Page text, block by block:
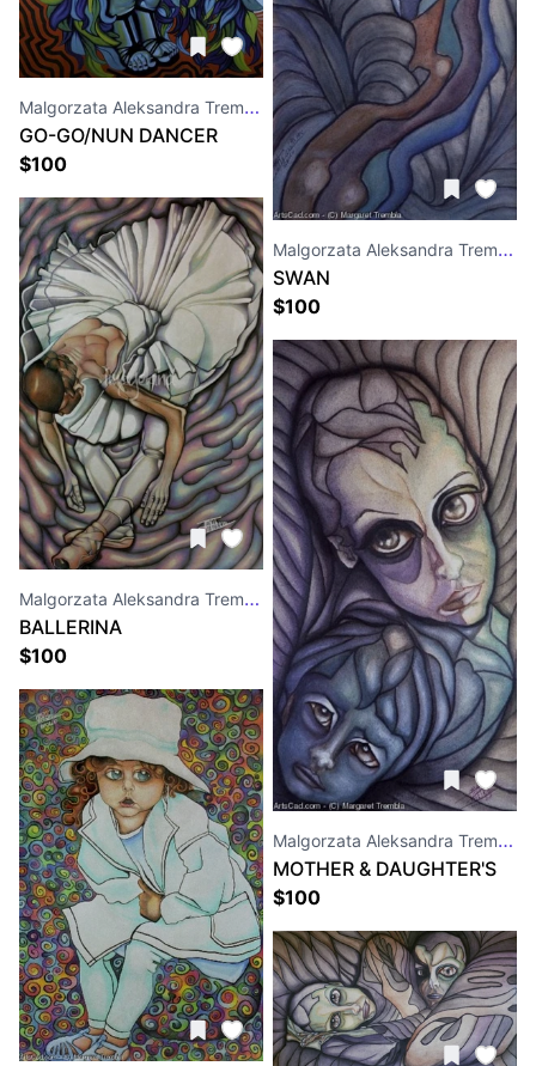
Malgorzata Aleksandra Trembla
GO-GO/NUN DANCER
$100
Malgorzata Aleksandra Trembla
BALLERINA
$100
Malgorzata Aleksandra Trembla
SWAN
$100
Malgorzata Aleksandra Trembla
MOTHER & DAUGHTER'S
PORTRAIT
$100